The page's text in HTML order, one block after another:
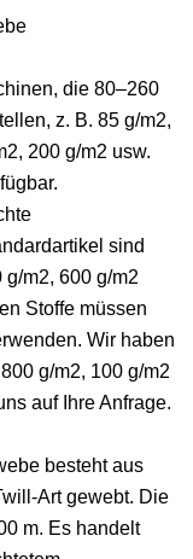
die 80–260
z. B. 85 g/m2,
200 g/m2 usw.
sind
m2, 600 g/m2
Stoffe müssen
Wir haben
g/m2, 100 g/m2
auf Ihre Anfrage.
besteht aus
Art gewebt. Die
m. Es handelt